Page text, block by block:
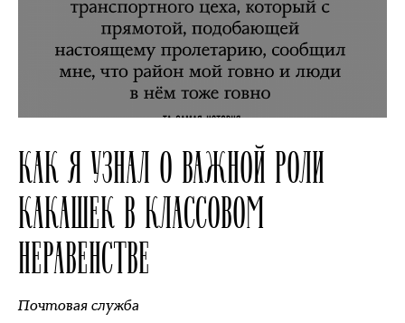
КАК Я УЗНАЛ О ВАЖНОЙ РОЛИ
КАКАШЕК В КЛАССОВОМ
НЕРАВЕНСТВЕ
Почтовая служба